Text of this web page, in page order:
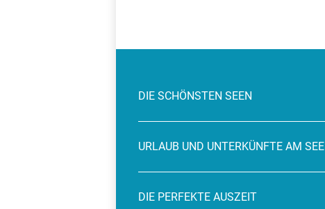
DIE SCHÖNSTEN SEEN
URLAUB UND UNTERKÜNFTE AM SEE
DIE PERFEKTE AUSZEIT